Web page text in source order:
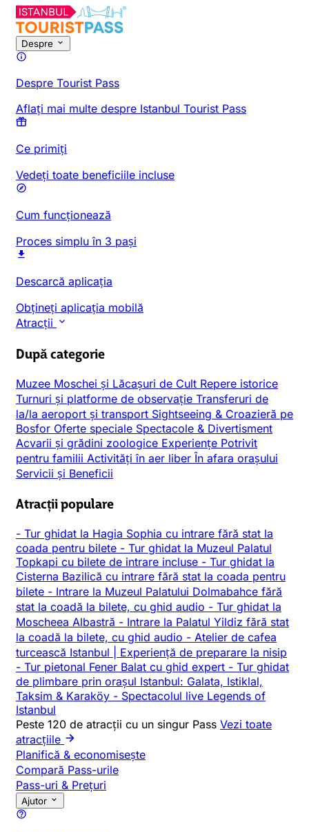
Despre
Despre Tourist Pass
Aflați mai multe despre Istanbul Tourist Pass
Ce primiți
Vedeți toate beneficiile incluse
Cum funcționează
Proces simplu în 3 pași
Descarcă aplicația
Obțineți aplicația mobilă
Atracții
După categorie
Muzee Moschei și Lăcașuri de Cult Repere istorice
Turnuri și platforme de observație Transferuri de
la/la aeroport și transport Sightseeing & Croazieră pe
Bosfor Oferte speciale Spectacole & Divertisment
Acvarii și grădini zoologice Experiențe Potrivit
pentru familii Activități în aer liberÎn afara orașului
Servicii și Beneficii
Atracții populare
- Tur ghidat la Hagia Sophia cu intrare fără stat la
coada pentru bilete - Tur ghidat la Muzeul Palatul
Topkapi cu bilete de intrare incluse - Tur ghidat la
Cisterna Bazilică cu intrare fără stat la coada pentru
bilete - Intrare la Muzeul Palatului Dolmabahce fără
stat la coadă la bilete, cu ghid audio - Tur ghidat la
Moscheea Albastră - Intrare la Palatul Yildiz fără stat
la coadă la bilete, cu ghid audio - Atelier de cafea
turcească Istanbul | Experiență de preparare la nisip
- Tur pietonal Fener Balat cu ghid expert - Tur ghidat
de plimbare prin orașul Istanbul: Galata, Istiklal,
Taksim & Karaköy - Spectacolul live Legends of
Istanbul
Peste 120 de atracții cu un singur Pass Vezi toate
atracțiile
Planifică & economisește
Compară Pass-urile
Pass-uri & Prețuri
Ajutor